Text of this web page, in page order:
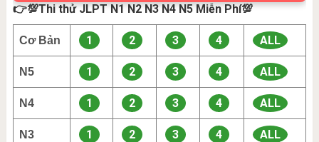
👉💯Thi thử JLPT N1 N2 N3 N4 N5 Miễn Phí💯
Cơ Bản 1 2 3 4 ALL
N5 1 2 3 4 ALL
N4 1 2 3 4 ALL
N3 1 2 3 4 ALL